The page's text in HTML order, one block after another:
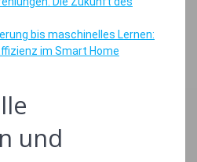
bis maschinelles Lernen:
im Smart Home
und